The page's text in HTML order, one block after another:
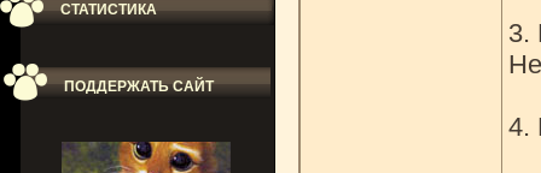
СТАТИСТИКА
ПОДДЕРЖАТЬ САЙТ
3.
4.